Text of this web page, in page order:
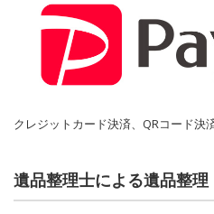
クレジットカード決済、QRコード決
遺品整理士による遺品整理